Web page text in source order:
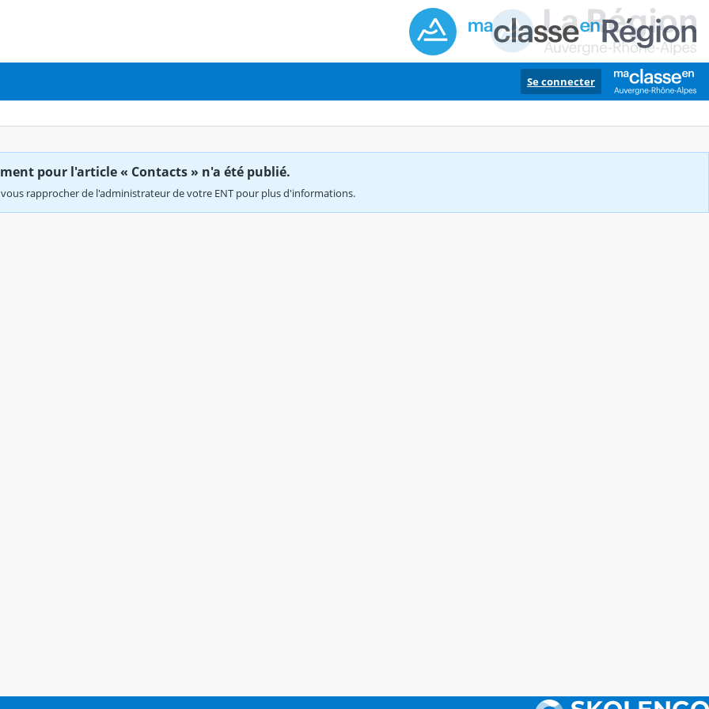
Se connecter
pour l'article « Contacts » n'a été publié.
rapprocher de l'administrateur de votre ENT pour plus d'informations.